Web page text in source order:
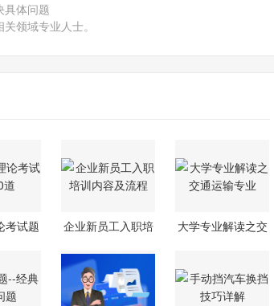
具体问题
领域专业人士。
考试题
企业新员工入职培
大学专业解读之交